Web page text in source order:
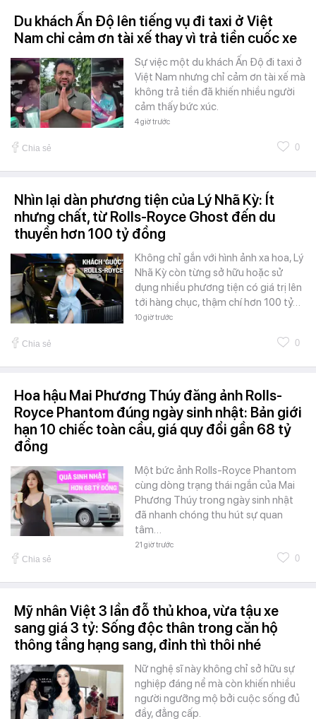
Du khách Ấn Độ lên tiếng vụ đi taxi ở Việt
Nam chỉ cảm ơn tài xế thay vì trả tiền cuốc xe
Sự việc một du khách Ấn Độ đi taxi ở
Việt Nam nhưng chỉ cảm ơn tài xế mà
không trả tiền đã khiến nhiều người
cảm thấy bức xúc.
4 giờ trước
Chia sẻ 0
Nhìn lại dàn phương tiện của Lý Nhã Kỳ: Ít
nhưng chất, từ Rolls-Royce Ghost đến du
thuyền hơn 100 tỷ đồng
Không chỉ gắn với hình ảnh xa hoa, Lý
Nhã Kỳ còn từng sở hữu hoặc sử
dụng nhiều phương tiện có giá trị lên
tới hàng chục, thậm chí hơn 100 tỷ…
10 giờ trước
Chia sẻ 0
Hoa hậu Mai Phương Thúy đăng ảnh Rolls-
Royce Phantom đúng ngày sinh nhật: Bản giới
hạn 10 chiếc toàn cầu, giá quy đổi gần 68 tỷ
đồng
Một bức ảnh Rolls-Royce Phantom
cùng dòng trạng thái ngắn của Mai
Phương Thúy trong ngày sinh nhật
đã nhanh chóng thu hút sự quan
tâm…
21 giờ trước
Chia sẻ 0
Mỹ nhân Việt 3 lần đỗ thủ khoa, vừa tậu xe
sang giá 3 tỷ: Sống độc thân trong căn hộ
thông tầng hạng sang, đỉnh thì thôi nhé
Nữ nghệ sĩ này không chỉ sở hữu sự
nghiệp đáng nể mà còn khiến nhiều
người ngưỡng mộ bởi cuộc sống đủ
đầy, đẳng cấp.